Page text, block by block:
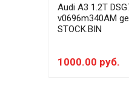
Audi A3 1.2T
v0696m340AM
STOCK.BIN
1000.00 руб.